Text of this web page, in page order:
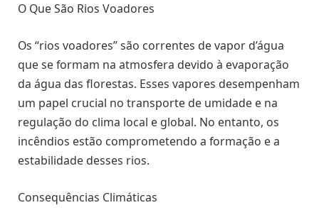
O Que São Rios Voadores
Os “rios voadores” são correntes de vapor d’água
que se formam na atmosfera devido à evaporação
da água das florestas. Esses vapores desempenham
um papel crucial no transporte de umidade e na
regulação do clima local e global. No entanto, os
incêndios estão comprometendo a formação e a
estabilidade desses rios.
Consequências Climáticas